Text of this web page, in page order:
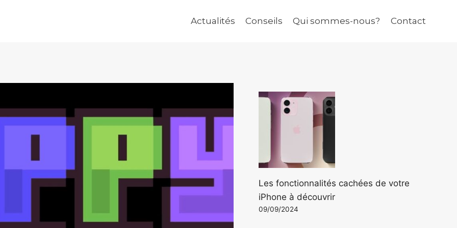
Actualités Conseils Qui sommes-nous? Contact
Les fonctionnalités cachées de votre
iPhone à découvrir
09/09/2024